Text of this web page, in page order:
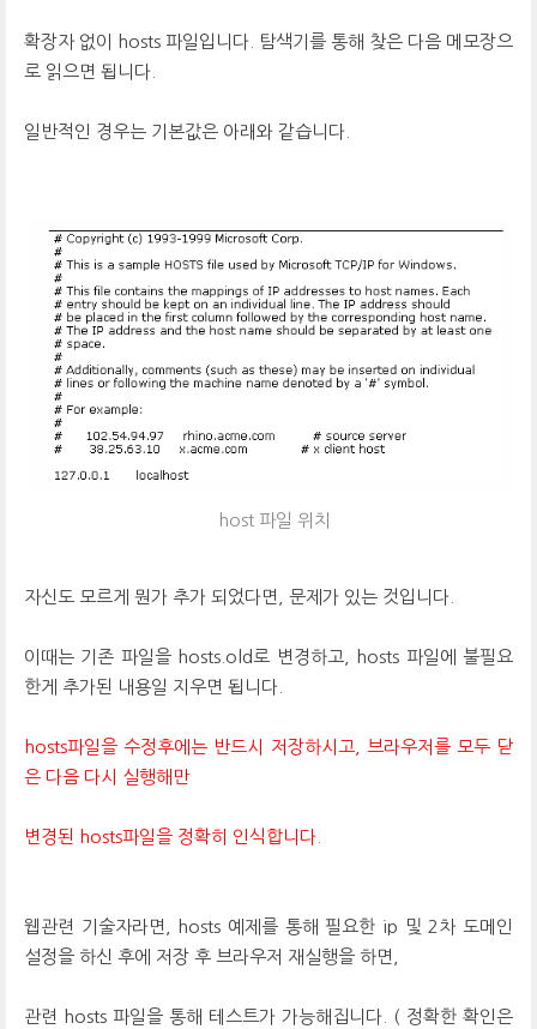
확장자 없이 hosts 파일입니다. 탐색기를 통해 찾은 다음 메모장으
로 읽으면 됩니다.
일반적인 경우는 기본값은 아래와 같습니다.
host 파일 위치
자신도 모르게 뭔가 추가 되었다면, 문제가 있는 것입니다.
이때는 기존 파일을 hosts.old로 변경하고, hosts 파일에 불필요
한게 추가된 내용일 지우면 됩니다.
hosts파일을 수정후에는 반드시 저장하시고, 브라우저를 모두 닫
은 다음 다시 실행해만
변경된 hosts파일을 정확히 인식합니다.
웹관련 기술자라면, hosts 예제를 통해 필요한 ip 및 2차 도메인
설정을 하신 후에 저장 후 브라우저 재실행을 하면,
관련 hosts 파일을 통해 테스트가 가능해집니다. ( 정확한 확인은